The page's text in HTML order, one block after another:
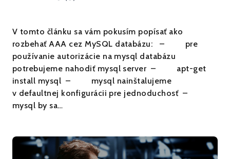
V tomto článku sa vám pokusím popísať ako
rozbehať AAA cez MySQL databázu: – pre
používanie autorizácie na mysql databázu
potrebujeme nahodiť mysql server – apt-get
install mysql – mysql nainštalujeme
v defaultnej konfigurácii pre jednoduchosť –
mysql by sa…